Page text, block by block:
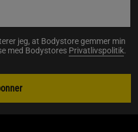
jeg, at Bodystore gemmer min
med Bodystores Privatlivspolitik.